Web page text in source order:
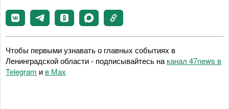
Чтобы первыми узнавать о главных событиях в
Ленинградской области - подписывайтесь на канал 47news в
Telegram и в Maх